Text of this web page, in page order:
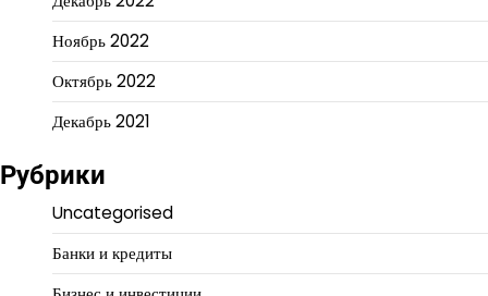
Ноябрь 2022
Октябрь 2022
Декабрь 2021
Рубрики
Uncategorised
Банки и кредиты